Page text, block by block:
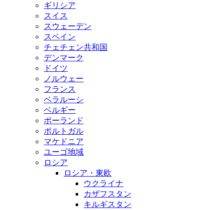
ギリシア
スイス
スウェーデン
スペイン
チェチェン共和国
デンマーク
ドイツ
ノルウェー
フランス
ベラルーシ
ベルギー
ポーランド
ポルトガル
マケドニア
ユーゴ地域
ロシア
ロシア・東欧
ウクライナ
カザフスタン
キルギスタン